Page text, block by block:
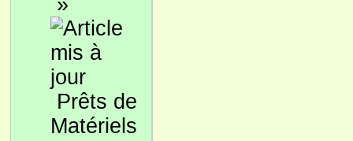
Prêts de
Matériels